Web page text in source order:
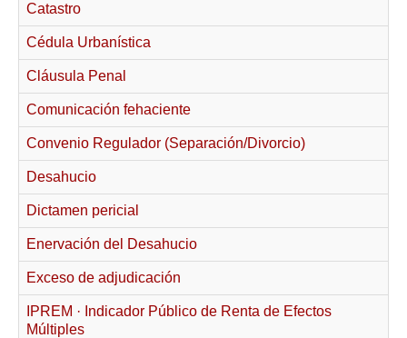
Legislación sobre Arrendamientos Urbanos
Legislación sobre la Comunidad de Propietarios
Legislación de interés práctico
Diccionario
Usuario
Entrar / Salir
Mis boletines
Catastro
Cédula Urbanística
Cláusula Penal
Comunicación fehaciente
Convenio Regulador (Separación/Divorcio)
Desahucio
Dictamen pericial
Enervación del Desahucio
Exceso de adjudicación
IPREM · Indicador Público de Renta de Efectos
Múltiples